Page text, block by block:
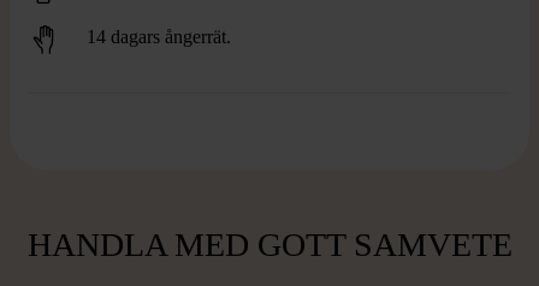
14 dagars ångerrät.
HANDLA MED GOTT SAMVETE